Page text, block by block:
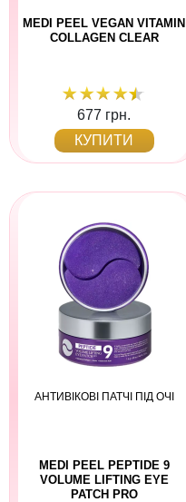
MEDI PEEL VEGAN VITAMIN
COLLAGEN CLEAR
677 грн.
КУПИТИ
АНТИВІКОВІ ПАТЧІ ПІД ОЧІ
MEDI PEEL PEPTIDE 9
VOLUME LIFTING EYE
PATCH PRO